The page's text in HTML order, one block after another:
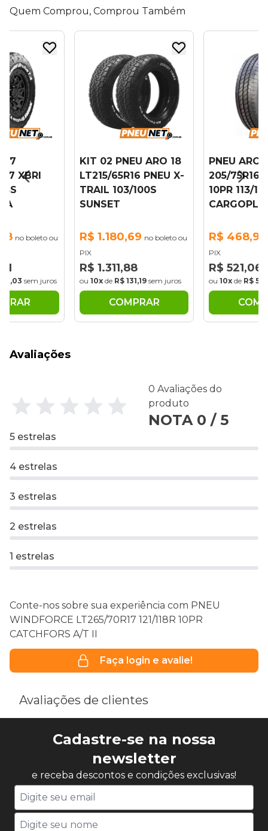
Quem Comprou, Comprou Também
17
XBRI
A
no boleto ou
sem juros
KIT 02 PNEU ARO 18
LT215/65R16 PNEU X-
TRAIL 103/100S
SUNSET
R$ 1.180,69 no boleto ou
PIX
R$ 1.311,88
ou 10x de R$ 131,19 sem juros
COMPRAR
PNEU ARO
205/
10PR 113/
R$ 468,95
PIX
R$ 521,06
ou 10x de R$
Avaliações
0 Avaliações do
produto
NOTA 0 / 5
5 estrelas
4 estrelas
3 estrelas
2 estrelas
1 estrelas
Conte-nos sobre sua experiência com PNEU
WINDFORCE LT265/70R17 121/118R 10PR
CATCHFORS A/T II
Faça login e avalie!
Avaliações de clientes
Cadastre-se na nossa
newsletter
e receba descontos e condições exclusivas!